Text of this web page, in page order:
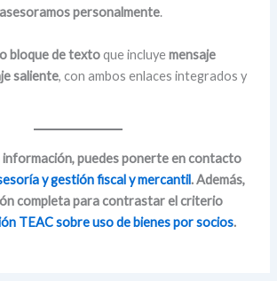
personalmente.
bloque de textoque incluyemensaje
saliente, con ambos enlaces integrados y
información, puedes ponerte en contacto
y gestión fiscal y mercantil. Además,
completa para contrastar el criterio
TEAC sobre uso de bienes por socios.